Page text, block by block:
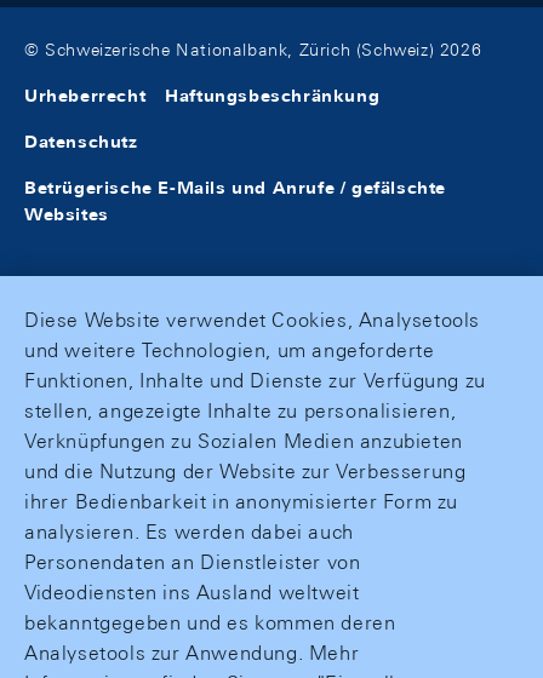
© Schweizerische Nationalbank, Zürich (Schweiz) 2026
Urheberrecht Haftungsbeschränkung
Datenschutz
Betrügerische E-Mails und Anrufe / gefälschte
Websites
Diese Website verwendet Cookies, Analysetools
und weitere Technologien, um angeforderte
Funktionen, Inhalte und Dienste zur Verfügung zu
stellen, angezeigte Inhalte zu personalisieren,
Verknüpfungen zu Sozialen Medien anzubieten
und die Nutzung der Website zur Verbesserung
ihrer Bedienbarkeit in anonymisierter Form zu
analysieren. Es werden dabei auch
Personendaten an Dienstleister von
Videodiensten ins Ausland weltweit
bekanntgegeben und es kommen deren
Analysetools zur Anwendung. Mehr